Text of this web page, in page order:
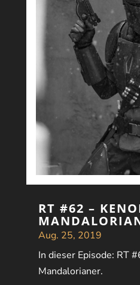
RT #62 –
Aug. 25, 2019
In dieser Episode: RT
Mandalorianer.